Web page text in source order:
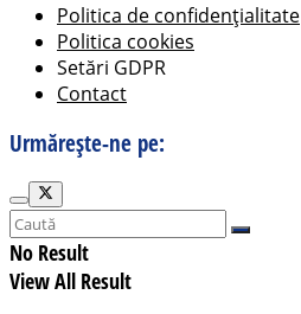
Politica de confidențialitate
Politica cookies
Setări GDPR
Contact
Urmărește-ne pe:
No Result
View All Result